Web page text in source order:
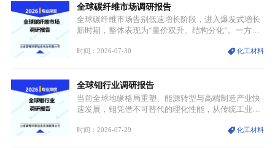
型为新能源核心战略矿产，全球产业形成“印尼掌控
资源与产能、中国主导消费与技术、工艺向低碳湿法
迭代、再生镍加速补位”的全新格局。
全球碳纤维市场调研报告
全球碳纤维市场告别低速增长阶段，进入爆发式增长
新时期，整体表现为“量价双升、结构分化”。一方面
持续扩张；另一方面产品、需求、应用场景呈现明显
体规模扩张，高附加值领域与规模化工业应用形成两
大独立增长体系。
时间：2026-07-30 化工材料
全球钼行业调研报告
当前全球地缘格局重塑、能源转型与高端制造产业快
速发展，钼凭借不可替代的理化性能，从传统工业金
需格局重构、价值体系重估的新阶段。钼是典型难熔
时间：2026-07-29 化工材料